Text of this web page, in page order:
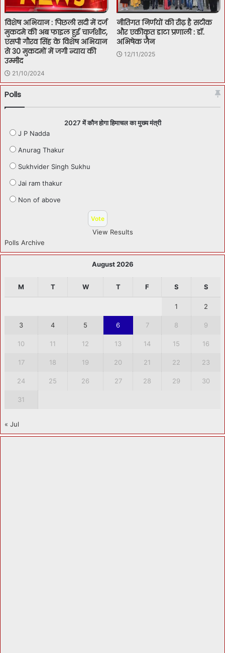
विशेष अभियान : पिछली सदी में दर्ज
मुकदमे की अब फाइल हुई चार्जशीट,
एसपी गौरव सिंह के विशेष अभियान
से 30 मुकदमों में जगी न्याय की
उम्मीद
21/10/2024
नीतिगत निर्णयों की रीढ़ है सटीक
और एकीकृत डाटा प्रणाली : डॉ.
अभिषेक जैन
12/11/2025
Polls
2027 में कौन होगा हिमाचल का मुख्य मंत्री
J P Nadda
Anurag Thakur
Sukhvider Singh Sukhu
Jai ram thakur
Non of above
View Results
Polls Archive
August 2026
M T W T F S S
1 2
3 4 5 6 7 8 9
10 11 12 13 14 15 16
17 18 19 20 21 22 23
24 25 26 27 28 29 30
31
« Jul